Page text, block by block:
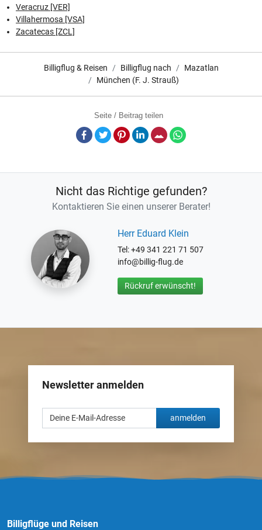
Veracruz [VER]
Villahermosa [VSA]
Zacatecas [ZCL]
Billigflug & Reisen Billigflug nach
Mazatlan
München (F. J. Strauß)
Seite / Beitrag teilen
Facebook
TwitterPinterestLinkedInE-Mail
Nicht das Richtige gefunden?
Kontaktieren Sie einen unserer Berater!
Herr Eduard Klein
Tel: +49 341 221 71 507
info@billig-flug.de
Rückruf erwünscht!
Newsletter anmelden
anmelden
Billigflüge und Reisen